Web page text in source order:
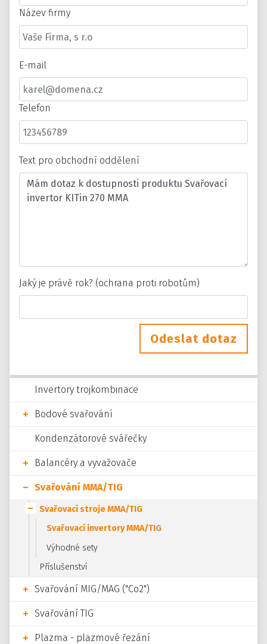
Invertory trojkombinace
Bodové svařování
Kondenzátorové svářečky
Balancéry a vyvažovače
Svařování MMA/TIG
Svařovací stroje MMA/TIG
Svařovací invertory MMA/TIG
Výhodné sety
Příslušenství
Svařování MIG/MAG ("Co2")
Svařování TIG
Plazma - plazmové řezání
Název firmy
E-mail
Telefon
Text pro obchodní oddělení
Jaký je právě rok? (ochrana proti robotům)
Odeslat dotaz